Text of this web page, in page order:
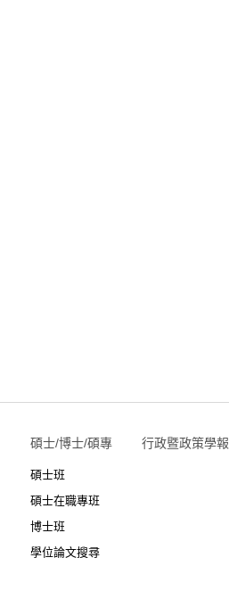
碩士/博士/碩專
碩士班
碩士在職專班
博士班
學位論文搜尋
行政暨政策學報